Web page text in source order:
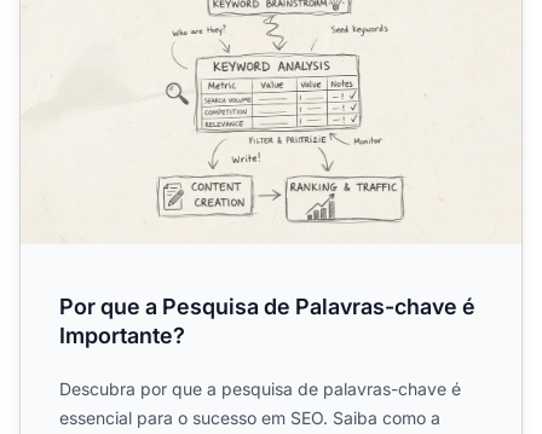
Por que a Pesquisa de Palavras-chave é
Importante?
Descubra por que a pesquisa de palavras-chave é
essencial para o sucesso em SEO. Saiba como a